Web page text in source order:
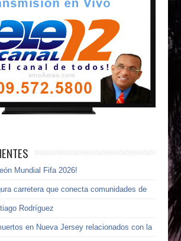
Mundial Fifa 2026!
carretera que conecta comunidades de
Rodríguez
en Nueva Jersey relacionados con la